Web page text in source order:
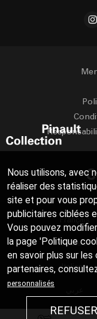
Français
Deutsch
Italiano
日本語
Nous utilisons, avec
réaliser des
site et pour vous
publicitaires ciblées
Vous pouvez
la page 'Politique
en savoir plus sur
partenaires,
personnalisés
REFUSER